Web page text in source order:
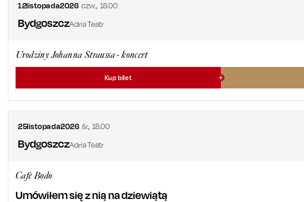
12listopada2026 czw.,18.00
BydgoszczAdria Teatr
Urodziny Johanna Straussa - koncert
Kup bilet
25listopada2026 śr.,18.00
BydgoszczAdria Teatr
Cafe Bodo
Umówiłem się z nią na dziewiątą